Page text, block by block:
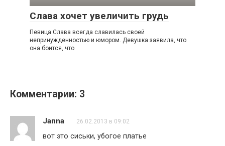
Слава хочет увеличить грудь
Певица Слава всегда славилась своей
непринужденностью и юмором. Девушка заявила, что
она боится, что
Комментарии: 3
Janna 26.02.2013 в 09:02
вот это сиськи, убогое платье